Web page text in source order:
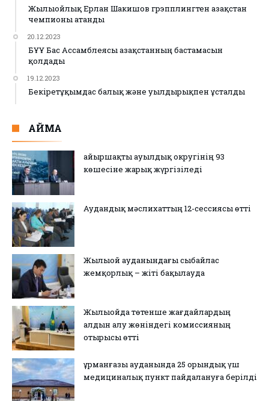
Жылыойлық Ерлан Шакишов грэпплингтен Қазақстан
чемпионы атанды
20.12.2023
БҰҰ Бас Ассамблеясы Қазақстанның бастамасын
қолдады
19.12.2023
Бекіретұқымдас балық және уылдырықпен ұсталды
АЙМАҚ
Қайыршақты ауылдық округінің 93
көшесіне жарық жүргізіледі
Аудандық мәслихаттың 12-сессиясы өтті
Жылыой ауданындағы сыбайлас
жемқорлық – жіті бақылауда
Жылыойда төтенше жағдайлардың
алдын алу жөніндегі комиссияның
отырысы өтті
Құрманғазы ауданында 25 орындық үш
медициналық пункт пайдалануға берілді